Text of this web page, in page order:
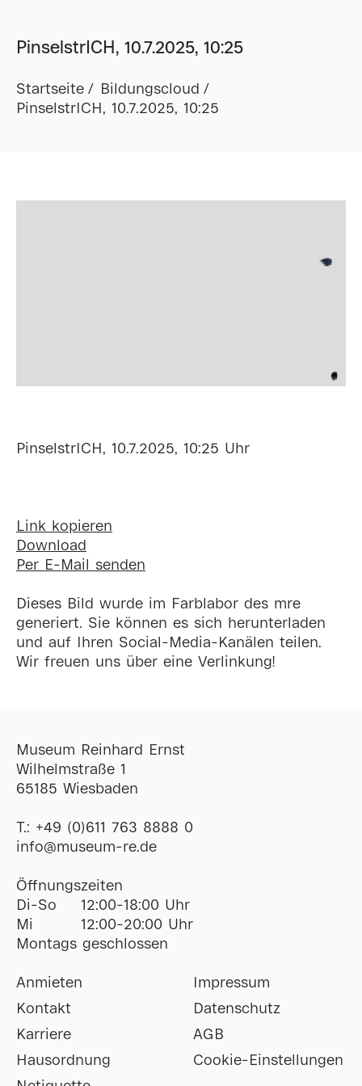
PinselstrICH, 10.7.2025, 10:25
Startseite
Bildungscloud
PinselstrICH, 10.7.2025, 10:25
PinselstrICH, 10.7.2025, 10:25 Uhr
Link kopieren
Download
Per E-Mail senden
Dieses Bild wurde im Farblabor des mre
generiert. Sie können es sich herunterladen
und auf Ihren Social-Media-Kanälen teilen.
Wir freuen uns über eine Verlinkung!
Museum Reinhard Ernst
Wilhelmstraße 1
65185 Wiesbaden
T.: +49 (0)611 763 8888 0
ofni@museum-re de
Öffnungszeiten
Di-So
12:00-18:00 Uhr
Mi
12:00-20:00 Uhr
Montags geschlossen
Anmieten
Kontakt
Karriere
Hausordnung
Impressum
Datenschutz
AGB
Cookie-Einstellungen